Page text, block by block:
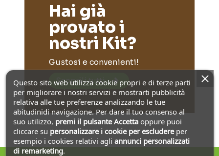
Hai già
provato i
nostri Kit?
Gustosi e convenienti!
Scoprili tutti
Questo sito web utilizza cookie propri e di terze parti
per migliorare i nostri servizi e mostrarti pubblicità
relativa alle tue preferenze analizzando le tue
abitudinidi navigazione. Per dare il tuo consenso al
suo utilizzo, premi il pulsante Accettaoppure puoi
cliccare su personalizzare i cookie per escludereper
esempio i cookies relativi agli annunci personalizzati
di remarketing.